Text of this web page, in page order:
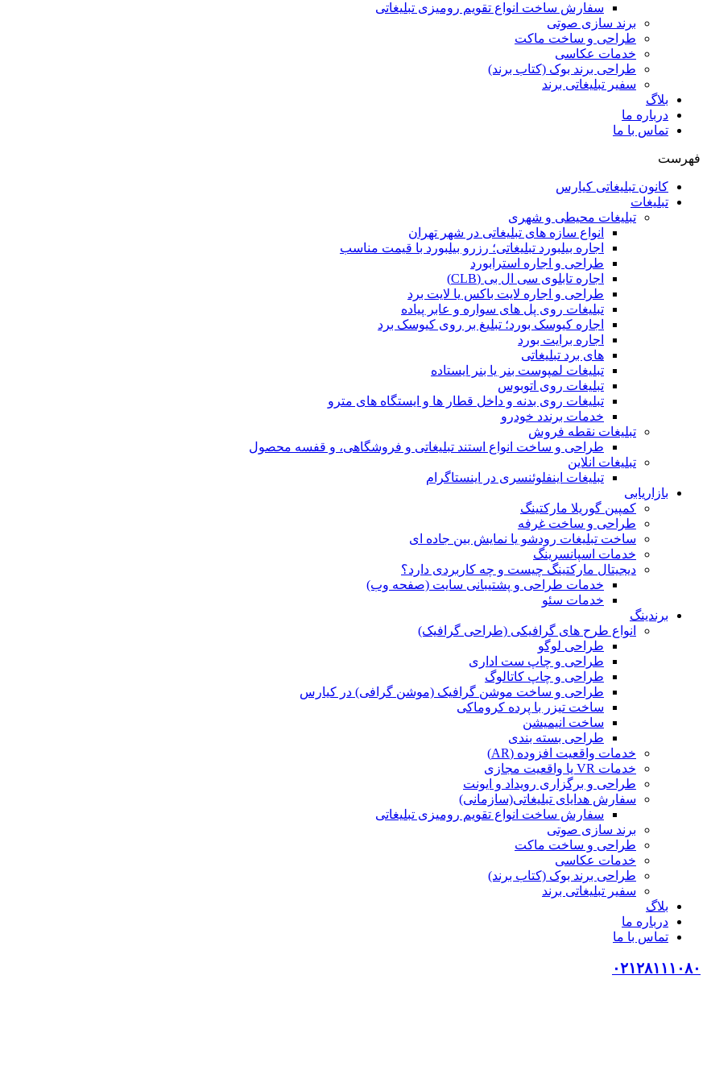
سفارش ساخت انواع تقویم رومیزی تبلیغاتی
برند سازی صوتی
طراحی و ساخت ماکت
خدمات عکاسی
طراحی برند بوک (کتاب برند)
سفیر تبلیغاتی برند
بلاگ
درباره ما
تماس با ما
فهرست
کانون تبلیغاتی کیارس
تبلیغات
تبلیغات محیطی و شهری
انواع سازه‌ های تبلیغاتی در شهر تهران
اجاره بیلبورد تبلیغاتی؛ رزرو بیلبورد با قیمت مناسب
طراحی و اجاره استرابورد
اجاره تابلوی سی ال بی (CLB)
طراحی و اجاره لایت باکس یا لایت برد
تبلیغات روی پل های سواره و عابر پیاده
اجاره کیوسک بورد؛ تبلیغ بر روی کیوسک برد
اجاره برایت بورد
های برد تبلیغاتی
تبلیغات لمپوست بنر یا بنر ایستاده
تبلیغات روی اتوبوس
تبلیغات روی بدنه و داخل قطار ها و ایستگاه های مترو
خدمات برندد خودرو
تبلیغات نقطه فروش
طراحی و ساخت انواع استند تبلیغاتی و فروشگاهی، و قفسه محصول
تبلیغات انلاین
تبلیغات اینفلوئنسری در اینستاگرام
بازاریابی
کمپین گوریلا مارکتینگ
طراحی و ساخت غرفه
ساخت تبلیغات رودشو یا نمایش بین جاده ای
خدمات اسپانسرینگ
دیجیتال مارکتینگ چیست و چه کاربردی دارد؟
خدمات طراحی و پشتیبانی سایت (صفحه وب)
خدمات سئو
برندینگ
انواع طرح های گرافیکی (طراحی گرافیک)
طراحی لوگو
طراحی و چاپ ست اداری
طراحی و چاپ کاتالوگ
طراحی و ساخت موشن گرافیک (موشن گرافی) در کیارس
ساخت تیزر با پرده کروماکی
ساخت انیمیشن
طراحی بسته بندی
خدمات واقعیت افزوده (AR)
خدمات VR یا واقعیت مجازی
طراحی و برگزاری رویداد و ایونت
سفارش هدایای تبلیغاتی(سازمانی)
سفارش ساخت انواع تقویم رومیزی تبلیغاتی
برند سازی صوتی
طراحی و ساخت ماکت
خدمات عکاسی
طراحی برند بوک (کتاب برند)
سفیر تبلیغاتی برند
بلاگ
درباره ما
تماس با ما
۰۲۱۲۸۱۱۱۰۸۰